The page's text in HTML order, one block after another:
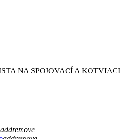
NA SPOJOVACÍ A KOTVIACI
addremove